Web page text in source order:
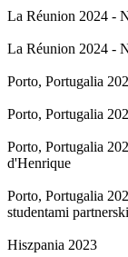
La Réunion 2024 -
La Réunion 2024 -
Porto, Portugalia
Porto, Portugalia
Porto, Portugalia
d'Henrique
Porto, Portugalia
studentami
Hiszpania 2023